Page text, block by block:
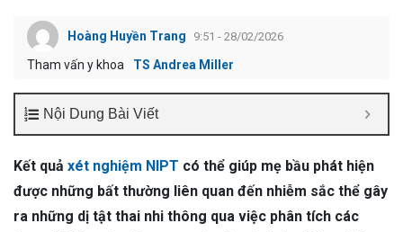
Hoàng Huyền Trang 9:51 - 28/02/2026
Tham vấn y khoa TS Andrea Miller
Nội Dung Bài Viết
Kết quả xét nghiệm NIPT có thể giúp mẹ bầu phát hiện
được những bất thường liên quan đến nhiễm sắc thể gây
ra những dị tật thai nhi thông qua việc phân tích các